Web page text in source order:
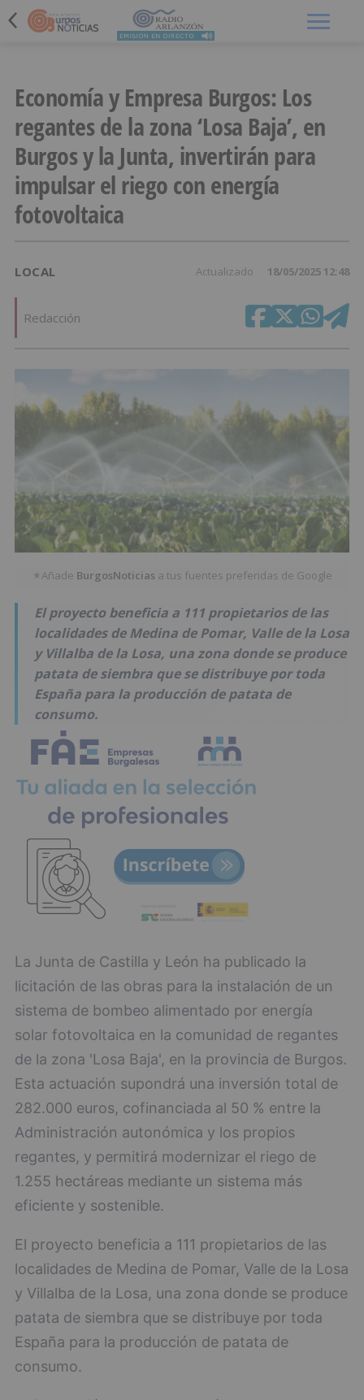
Economía y Empresa Burgos: Los
regantes de la zona ‘Losa Baja’, en
Burgos y la Junta, invertirán para
impulsar el riego con energía
fotovoltaica
LOCAL Actualizado 18/05/2025 12:48
Redacción
★Añade BurgosNoticias a tus fuentes preferidas de Google
El proyecto beneficia a 111 propietarios de las
localidades de Medina de Pomar, Valle de la Losa
y Villalba de la Losa, una zona donde se produce
patata de siembra que se distribuye por toda
España para la producción de patata de
consumo.
La Junta de Castilla y León ha publicado la
licitación de las obras para la instalación de un
sistema de bombeo alimentado por energía
solar fotovoltaica en la comunidad de regantes
de la zona 'Losa Baja', en la provincia de Burgos.
Esta actuación supondrá una inversión total de
282.000 euros, cofinanciada al 50 % entre la
Administración autonómica y los propios
regantes, y permitirá modernizar el riego de
1.255 hectáreas mediante un sistema más
eficiente y sostenible.
El proyecto beneficia a 111 propietarios de las
localidades de Medina de Pomar, Valle de la Losa
y Villalba de la Losa, una zona donde se produce
patata de siembra que se distribuye por toda
España para la producción de patata de
consumo.